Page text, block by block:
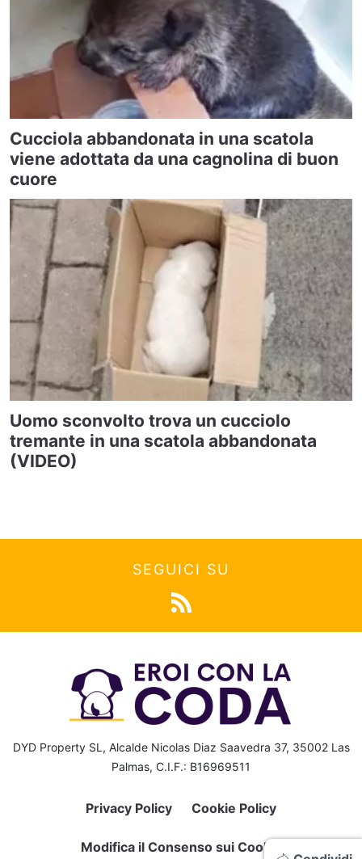
Cucciola abbandonata in una scatola
viene adottata da una cagnolina di buon
cuore
Uomo sconvolto trova un cucciolo
tremante in una scatola abbandonata
(VIDEO)
SEGUICI SU
DYD Property SL, Alcalde Nicolas Diaz Saavedra 37, 35002 Las
Palmas, C.I.F.: B16969511
Privacy Policy Cookie Policy
Modifica il Consenso sui Cookie